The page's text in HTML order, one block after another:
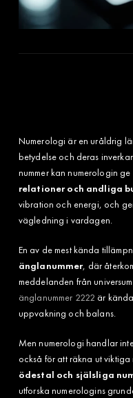
Numerologi är en uråldrig
betydelse och deras
nummer kan numerologin ge
relationer och andliga
vibration och energi, och
vägledning i vardagen.
En av de mest kända
änglanummer, där
meddelanden från
änglanummer 2222 är
uppvakning och balans.
Men numerologi handlar
också för att räkna ut
ödestal och själsliga
utforska numerologins